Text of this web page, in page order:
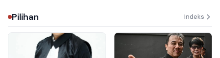
Pilihan Indeks